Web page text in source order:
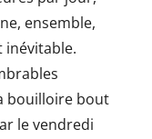
ensemble,
bouilloire bout
le vendredi